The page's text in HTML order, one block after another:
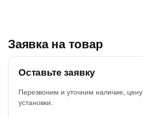
Заявка на товар
Оставьте заявку
Перезвоним и уточним наличие,
установки.